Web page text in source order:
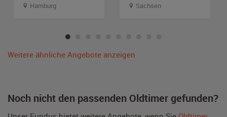
Hamburg
Sachsen
Weitere ähnliche Angebote anzeigen
Noch nicht den passenden Oldtimer gefunden?